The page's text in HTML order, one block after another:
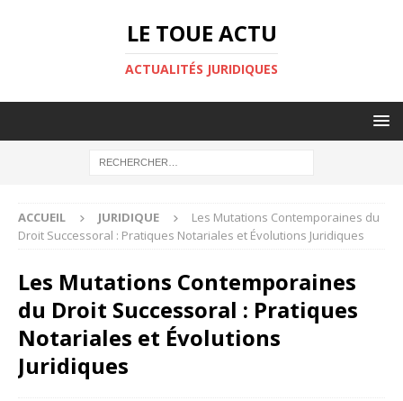
LE TOUE ACTU
ACTUALITÉS JURIDIQUES
ACCUEIL JURIDIQUE
Les Mutations Contemporaines du
Droit Successoral : Pratiques Notariales et Évolutions Juridiques
Les Mutations Contemporaines
du Droit Successoral : Pratiques
Notariales et Évolutions
Juridiques